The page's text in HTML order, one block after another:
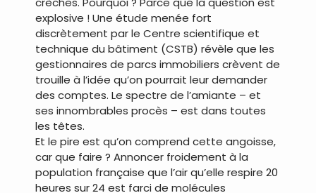
explosive ! Une étude menée fort
discrètement par le Centre scientifique et
technique du bâtiment (CSTB) révèle que les
gestionnaires de parcs immobiliers crèvent de
trouille à l’idée qu’on pourrait leur demander
des comptes. Le spectre de l’amiante – et
ses innombrables procès – est dans toutes
les têtes.
Et le pire est qu’on comprend cette angoisse,
car que faire ? Annoncer froidement à la
population française que l’air qu’elle respire 20
heures sur 24 est farci de molécules